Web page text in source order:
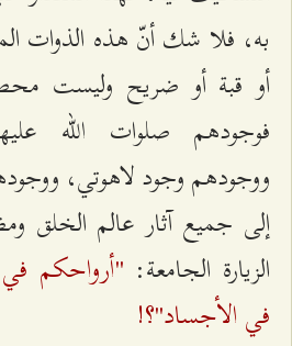
به، فلا شك أنّ هذه الذوات
أو قبة أو ضريح وليست
فوجودهم صلوات الله
ووجودهم وجود لاهوتي،
إلى جميع آثار عالم الخلق
الزيارة الجامعة: "أرواحكم
في الأجساد"؟!